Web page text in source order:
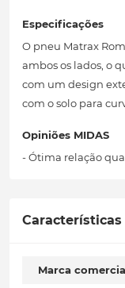
Especificações
O pneu Matrax
ambos os lados, o
com um design
com o solo para
Opiniões MIDAS
- Ótima relação
Características
Marca